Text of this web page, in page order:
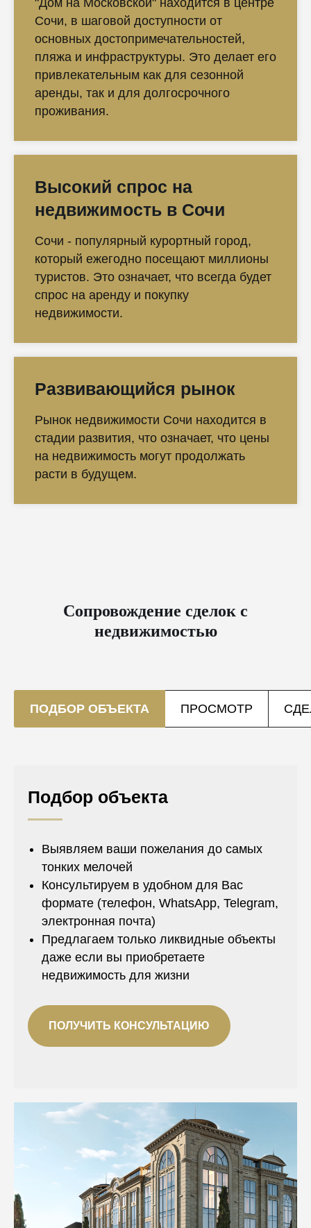
"Дом на Московской" находится в центре
Сочи, в шаговой доступности от
основных достопримечательностей,
пляжа и инфраструктуры. Это делает его
привлекательным как для сезонной
аренды, так и для долгосрочного
проживания.
Высокий спрос на
недвижимость в Сочи
Сочи - популярный курортный город,
который ежегодно посещают миллионы
туристов. Это означает, что всегда будет
спрос на аренду и покупку
недвижимости.
Развивающийся рынок
Рынок недвижимости Сочи находится в
стадии развития, что означает, что цены
на недвижимость могут продолжать
расти в будущем.
Сопровождение сделок с
недвижимостью
ПОДБОР ОБЪЕКТА ПРОСМОТР
Подбор объекта
Выявляем ваши пожелания до самых
тонких мелочей
Консультируем в удобном для Вас
формате (телефон, WhatsApp, Telegram,
электронная почта)
Предлагаем только ликвидные объекты
даже если вы приобретаете
недвижимость для жизни
ПОЛУЧИТЬ КОНСУЛЬТАЦИЮ